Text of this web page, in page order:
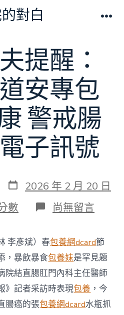
對白
提醒：
安專包
警戒腸
子訊號
發
表
日
期
2026 年 2 月 20 日
數 在
〈內
大
夫
提
醒：
守
護
腸
道
尚無留言
李彥斌）春包養網dcard節
，暴飲暴食包養妹是罕見題
院結直腸肛門內科主任醫師
》記者采訪時表現包養 ，今
腸癌的張包養網dcard水瓶抓